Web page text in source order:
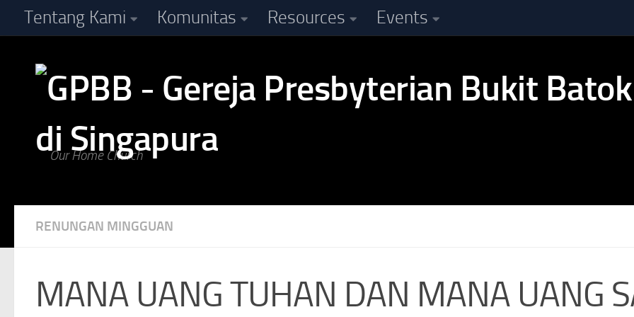
Skip to content
Tentang Kami Komunitas Resources Events
Our Home Church
RENUNGAN MINGGUAN
MANA UANG TUHAN DAN MANA UANG